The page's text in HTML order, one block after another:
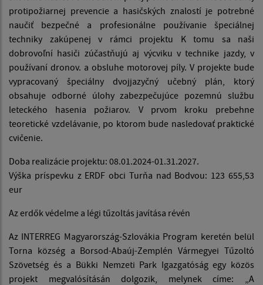
protipožiarnej prevencie a hasičských znalostí je potrebné
naučiť bezpečné a profesionálne používanie špeciálnej
techniky zakúpenej v rámci projektu K tomu sa naši
dobrovoľní hasiči zúčastňujú aj výcviku v technike jazdy, v
používaní dronov. a obsluhe motorovej píly. V projekte bude
vypracovaný špeciálny dvojjazyčný učebný plán, ktorý
obsahuje odborné úlohy zabezpečujúce pozemnú službu
leteckého hasenia požiarov. V prvom kroku prebehne
teoretické vzdelávanie, po ktorom bude nasledovať praktické
cvičenie.
Doba realizácie projektu: 08.01.2024-01.31.2027.
Výška príspevku z ERDF obci Turňa nad Bodvou: 123 655,53
eur
Az erdők védelme a légi tűzoltás javítása révén
Az INTERREG Magyarország-Szlovákia Program keretén belül
Torna község a Borsod-Abaúj-Zemplén Vármegyei Tűzoltó
Szövetség és a Bükki Nemzeti Park Igazgatóság egy közös
projekt megvalósításán dolgozik, melynek címe: „A